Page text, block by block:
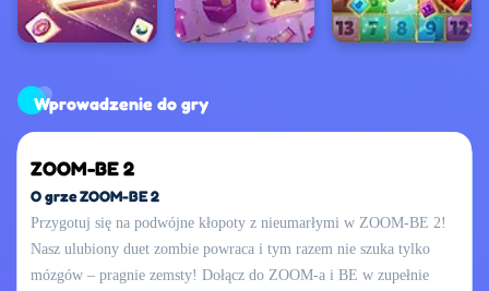
Wprowadzenie do gry
ZOOM-BE 2
O grze ZOOM-BE 2
Przygotuj się na podwójne kłopoty z nieumarłymi w ZOOM-BE 2!
Nasz ulubiony duet zombie powraca i tym razem nie szuka tylko
mózgów – pragnie zemsty! Dołącz do ZOOM-a i BE w zupełnie